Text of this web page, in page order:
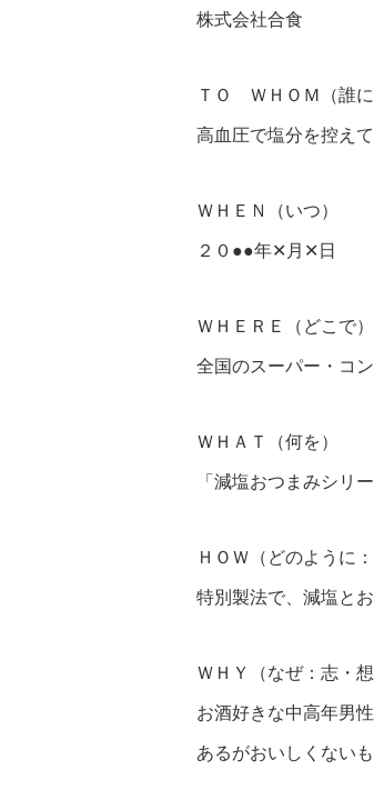
株式会社合食
ＴＯ ＷＨＯＭ（誰に
高血圧で塩分を控え
ＷＨＥＮ（いつ）
２０●●年✕月✕日
ＷＨＥＲＥ（どこで）
全国のスーパー・コ
ＷＨＡＴ（何を）
「減塩おつまみシリー
ＨＯＷ（どのように
特別製法で、減塩と
ＷＨＹ（なぜ：志・想
お酒好きな中高年男
あるがおいしくない